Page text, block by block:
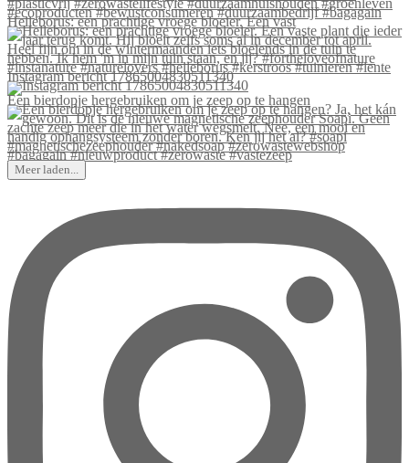
Helleborus: een prachtige vroege bloeier. Een vast
Instagram bericht 17865004830511340
Een bierdopje hergebruiken om je zeep op te hangen
Meer laden...